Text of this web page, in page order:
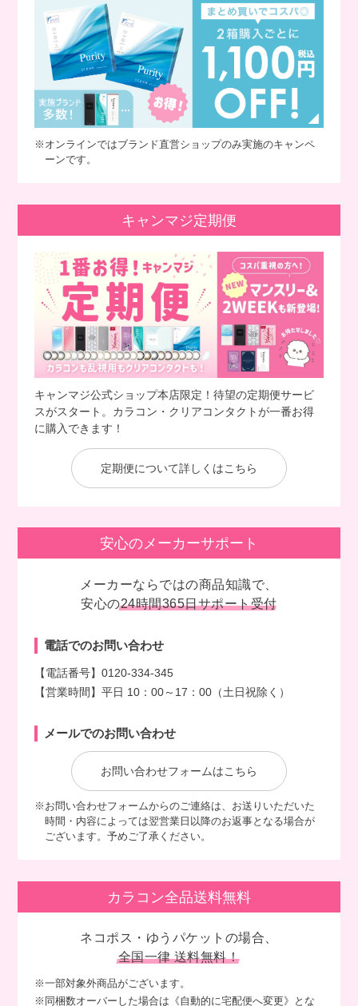
※オンラインではブランド直営ショップのみ実施のキャンペ
ーンです。
キャンマジ定期便
キャンマジ公式ショップ本店限定！待望の定期便サービ
スがスタート。カラコン・クリアコンタクトが一番お得
に購入できます！
定期便について詳しくはこちら
安心のメーカーサポート
メーカーならではの商品知識で、
安心の24時間365日サポート受付
電話でのお問い合わせ
【電話番号】0120-334-345
【営業時間】平日 10：00～17：00（土日祝除く）
メールでのお問い合わせ
お問い合わせフォームはこちら
※お問い合わせフォームからのご連絡は、お送りいただいた
時間・内容によっては翌営業日以降のお返事となる場合が
ございます。予めご了承ください。
カラコン全品送料無料
ネコポス・ゆうパケットの場合、
全国一律 送料無料！
※一部対象外商品がございます。
※同梱数オーバーした場合は《自動的に宅配便へ変更》とな